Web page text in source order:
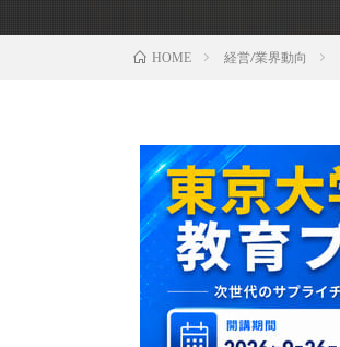
HOME 経営/業界動向